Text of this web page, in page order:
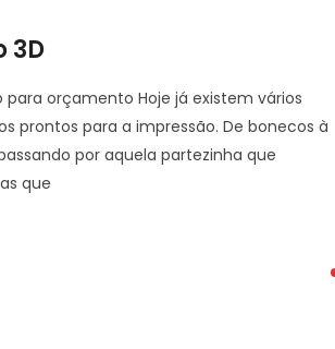
3D
para orçamento Hoje já existem vários
prontos para a impressão. De bonecos à
por aquela partezinha que
que